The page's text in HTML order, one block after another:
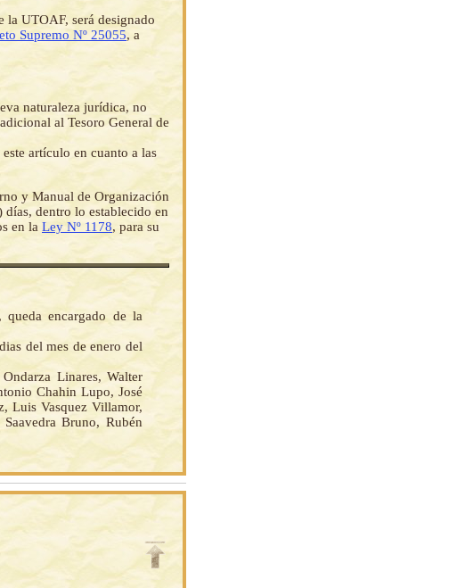
UTOAF, será designado
Supremo Nº 25055, a
naturaleza jurídica, no
al Tesoro General de
artículo en cuanto a las
y Manual de Organización
dentro lo establecido en
en la Ley Nº 1178, para su
encargado de la
del mes de enero del
Linares, Walter
Chahin Lupo, José
Luis Vasquez Villamor,
Bruno, Rubén